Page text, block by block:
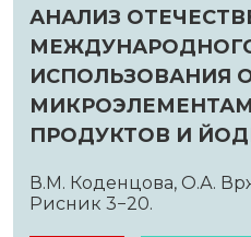
АНАЛИЗ
ИСПОЛЬЗОВАНИЯ
ПРОДУКТОВ И
В.М. Коденцова, О.А.
Рисник 3−20.